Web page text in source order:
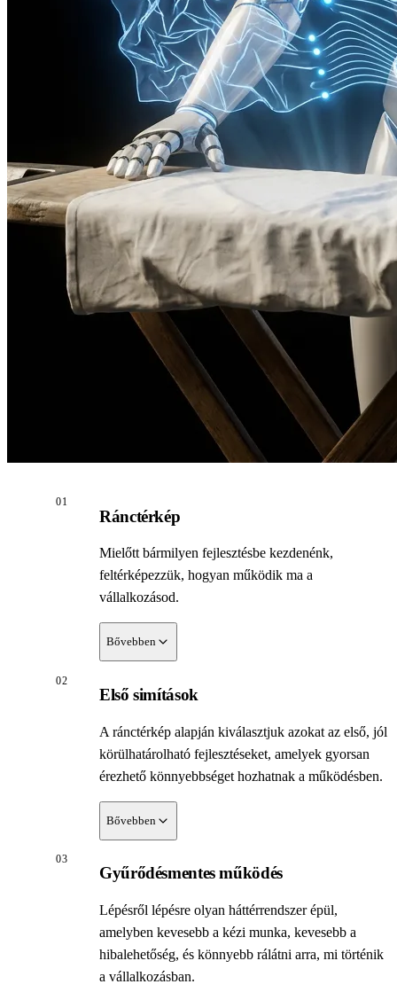
01
Ránctérkép
Mielőtt bármilyen fejlesztésbe kezdenénk,
feltérképezzük, hogyan működik ma a
vállalkozásod.
Bővebben
Megnézzük, milyen folyamatok, szoftverek,
mozgásban a mindennapokat. Felmérjük, hol
keletkezik adat, hol kell átmásolni, ellenőrizni,
utánanézni vagy fejben tartani dolgokat, és hol
feleslegesen idő, figyelem vagy energia.
hogy ne érzésre nyúljunk bele a működésbe,
képet. Így ha kisebb fejlesztésekkel is indulunk el,
akkor is szem előtt tudjuk tartani, mi hogyan fog
illeszkedni egy nagyobb, átfogó rendszerbe.
02
Első simítások
A ránctérkép alapján kiválasztjuk azokat az első, jól
körülhatárolható fejlesztéseket, amelyek gyorsan
érezhető könnyebbséget hozhatnak a működésben.
Bővebben
Nem borítunk rád egyszerre egy teljes
meglévő szoftvert összekötni, egy ismétlődő
adminfolyamatot automatizálni, egy riportot rendbe
tenni, vagy belső felületet építeni egy sokszor
ismételt feladatra.
03
Gyűrődésmentes működés
Lépésről lépésre olyan háttérrendszer épül,
amelyben kevesebb a kézi munka, kevesebb a
hibalehetőség, és könnyebb rálátni arra, mi történik
a vállalkozásban.